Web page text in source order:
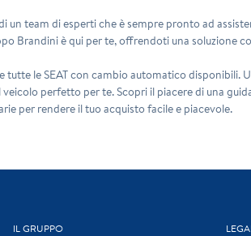
team di esperti che è sempre pronto ad
Brandini è qui per te, offrendoti una soluzione
le SEAT con cambio automatico
perfetto per te. Scopri il piacere di una
per rendere il tuo acquisto facile e piacevole.
IL GRUPPO